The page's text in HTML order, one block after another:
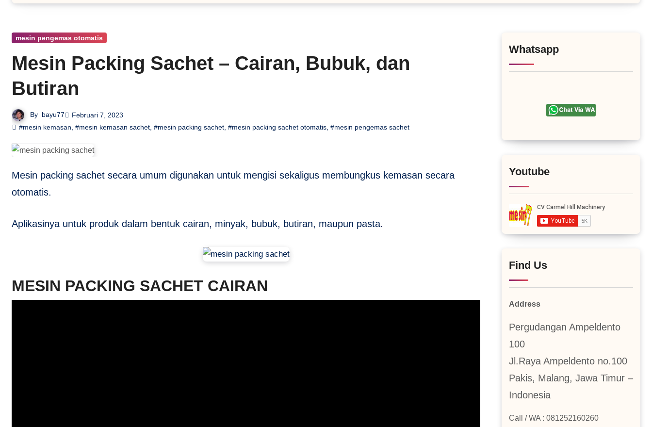
mesin pengemas otomatis
Mesin Packing Sachet – Cairan, Bubuk, dan
Butiran
By bayu77
Februari 7, 2023
#mesin kemasan #mesin kemasan sachet #mesin packing sachet #mesin packing sachet otomatis #mesin pengemas sachet
Mesin packing sachet secara umum digunakan untuk mengisi sekaligus membungkus kemasan secara
otomatis.
Aplikasinya untuk produk dalam bentuk cairan, minyak, bubuk, butiran, maupun pasta.
MESIN PACKING SACHET CAIRAN
Whatsapp
Youtube
Find Us
Address
Pergudangan Ampeldento
100
Jl.Raya Ampeldento no.100
Pakis, Malang, Jawa Timur –
Indonesia
Call / WA : 081252160260